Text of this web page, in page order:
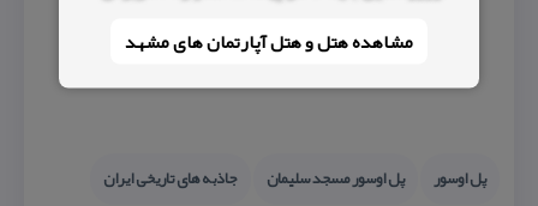
مشاهده هتل و هتل‌ آپارتمان های مشهد
پل اوسور پل اوسور مسجد سلیمان
جاذبه های تاریخی ایران